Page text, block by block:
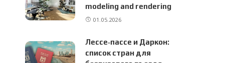
modeling and rendering
01.05.2026
Лессе‑пассе и Даркон:
список стран для